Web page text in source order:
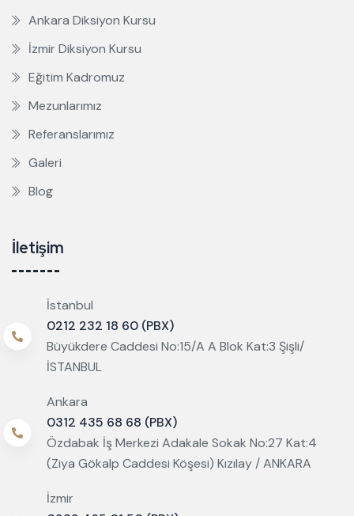
Ankara Diksiyon Kursu
İzmir Diksiyon Kursu
Eğitim Kadromuz
Mezunlarımız
Referanslarımız
Galeri
Blog
İletişim
İstanbul
0212 232 18 60 (PBX)
Büyükdere Caddesi No:15/A A Blok Kat:3 Şişli/
İSTANBUL
Ankara
0312 435 68 68 (PBX)
Özdabak İş Merkezi Adakale Sokak No:27 Kat:4
(Ziya Gökalp Caddesi Köşesi) Kızılay / ANKARA
İzmir